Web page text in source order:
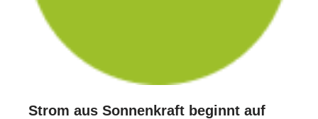
Strom aus Sonnenkraft beginnt auf